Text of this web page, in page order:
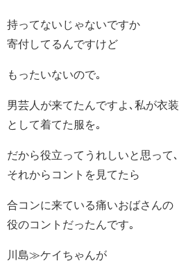
持ってないじゃないですか
寄付してるんですけど
もったいないので｡
男芸人が来てたんですよ､私が衣装
として着てた服を｡
だから役立ってうれしいと思って､
それからコントを見てたら
合コンに来ている痛いおばさんの
役のコントだったんです｡
川島≫ケイちゃんが